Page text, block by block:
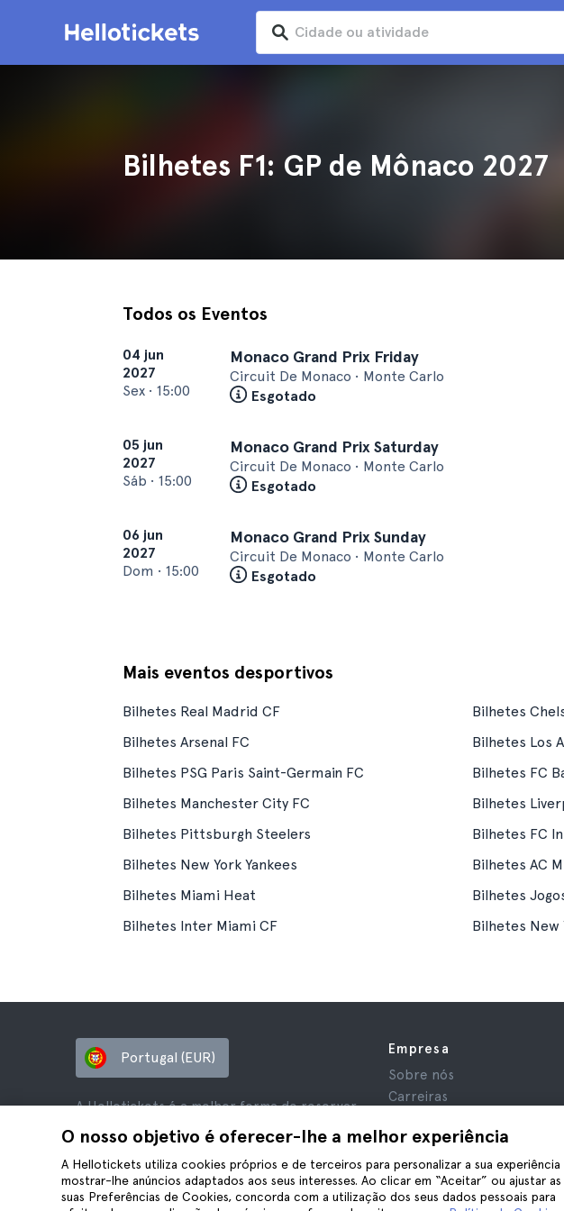
Bilhetes F1: GP de Mônaco 2027
Todos os Eventos
04 jun
2027
Sex • 15:00
Monaco Grand Prix Friday
Circuit De Monaco • Monte Carlo
Esgotado
05 jun
2027
Sáb • 15:00
Monaco Grand Prix Saturday
Circuit De Monaco • Monte Carlo
Esgotado
06 jun
2027
Dom • 15:00
Monaco Grand Prix Sunday
Circuit De Monaco • Monte Carlo
Esgotado
Mais eventos desportivos
Bilhetes Real Madrid CF
Bilhetes
Bilhetes Arsenal FC
Bilhetes Los
Bilhetes PSG Paris Saint-Germain FC
Bilhetes FC
Bilhetes Manchester City FC
Bilhetes
Bilhetes Pittsburgh Steelers
Bilhetes FC
Bilhetes New York Yankees
Bilhetes AC
Bilhetes Miami Heat
Bilhetes
Bilhetes Inter Miami CF
Bilhetes New
O nosso objetivo é oferecer-lhe a melhor experiência
A Hellotickets utiliza cookies próprios e de terceiros para personalizar a sua experiência
mostrar-lhe anúncios adaptados aos seus interesses. Ao clicar em “Aceitar” ou ajustar as
suas Preferências de Cookies, concorda com a utilização dos seus dados pessoais para
Portugal (EUR)
A Hellotickets é a melhor forma de reservar
tours e atividades em todo o mundo.
© Hello Ticket, SL.
Empresa
Sobre nós
Carreiras
Avaliações
Privacidade
Termos e Condições
Aviso Legal